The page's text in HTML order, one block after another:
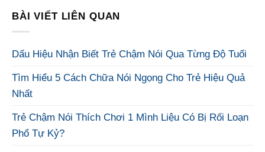
BÀI VIẾT LIÊN QUAN
Dấu Hiệu Nhận Biết Trẻ Chậm Nói Qua Từng Độ Tuổi
Tìm Hiểu 5 Cách Chữa Nói Ngọng Cho Trẻ Hiệu Quả
Nhất
Trẻ Chậm Nói Thích Chơi 1 Mình Liệu Có Bị Rối Loạn
Phổ Tự Kỷ?